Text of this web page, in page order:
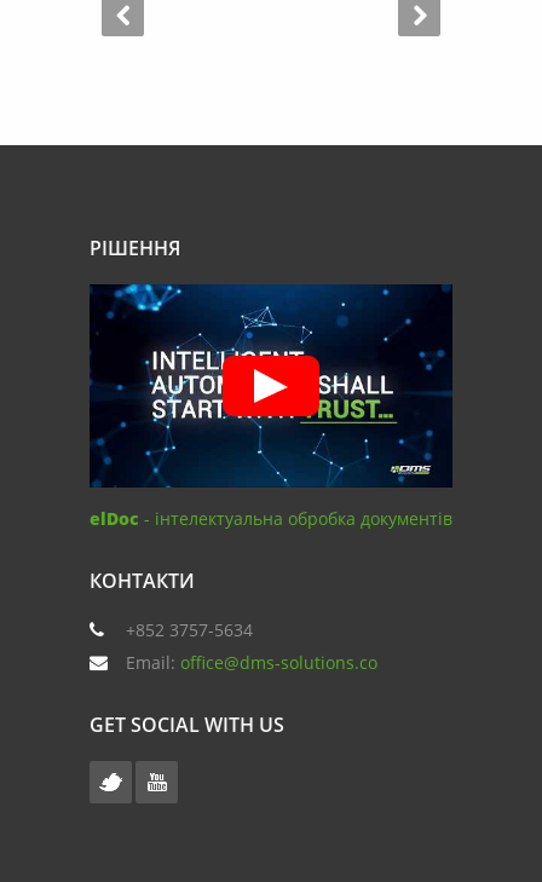
РІШЕННЯ
elDoc - інтелектуальна обробка документів
КОНТАКТИ
+852 3757-5634
Email: office@dms-solutions.co
GET SOCIAL WITH US